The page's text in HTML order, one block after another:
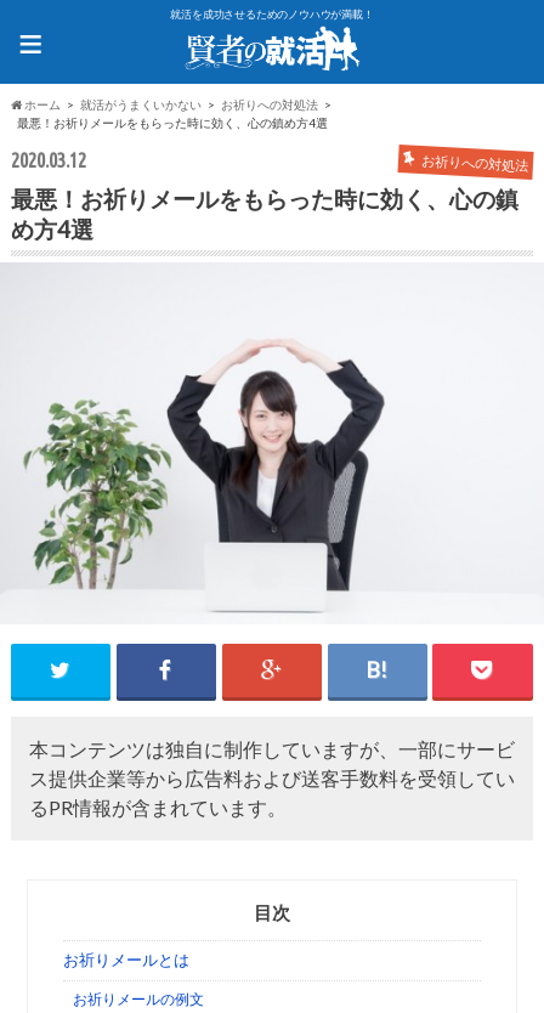
就活を成功させるためのノウハウが満載！
≡
ホーム 就活がうまくいかない
お祈りへの対処法
最悪！お祈りメールをもらった時に効く、心の鎮め方4選
2020.03.12 お祈りへの対処法
最悪！お祈りメールをもらった時に効く、心の鎮
め方4選
本コンテンツは独自に制作していますが、一部にサービ
ス提供企業等から広告料および送客手数料を受領してい
るPR情報が含まれています。
目次
お祈りメールとは
お祈りメールの例文